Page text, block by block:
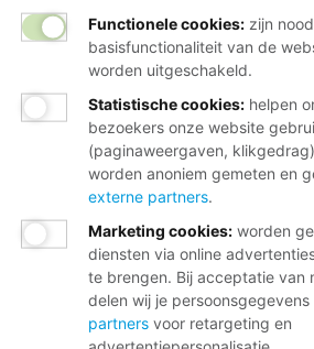
Functionele cookies: zijn
basisfunctionaliteit van de
worden uitgeschakeld.
Statistische cookies: helpen
bezoekers onze website
(paginaweergaven,
worden anoniem gemeten en
externe partners.
Marketing cookies: worden
diensten via online
te brengen. Bij acceptatie van
delen wij je persoonsgegevens
partners voor retargeting en